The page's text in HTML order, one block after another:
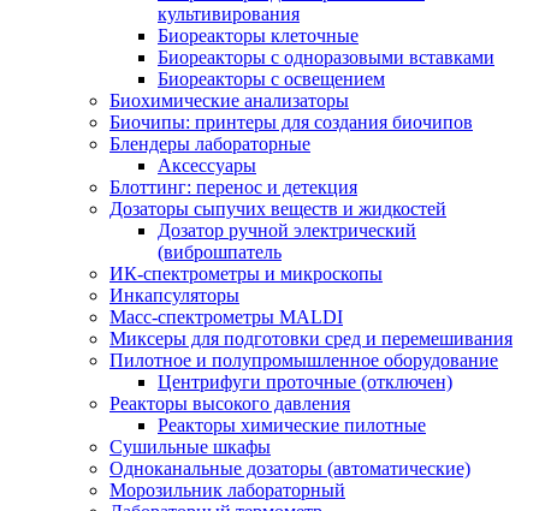
культивирования
Биореакторы клеточные
Биореакторы с одноразовыми вставками
Биореакторы с освещением
Биохимические анализаторы
Биочипы: принтеры для создания биочипов
Блендеры лабораторные
Аксессуары
Блоттинг: перенос и детекция
Дозаторы сыпучих веществ и жидкостей
Дозатор ручной электрический
(виброшпатель
ИК-спектрометры и микроскопы
Инкапсуляторы
Масс-спектрометры MALDI
Миксеры для подготовки сред и перемешивания
Пилотное и полупромышленное оборудование
Центрифуги проточные (отключен)
Реакторы высокого давления
Реакторы химические пилотные
Сушильные шкафы
Одноканальные дозаторы (автоматические)
Морозильник лабораторный